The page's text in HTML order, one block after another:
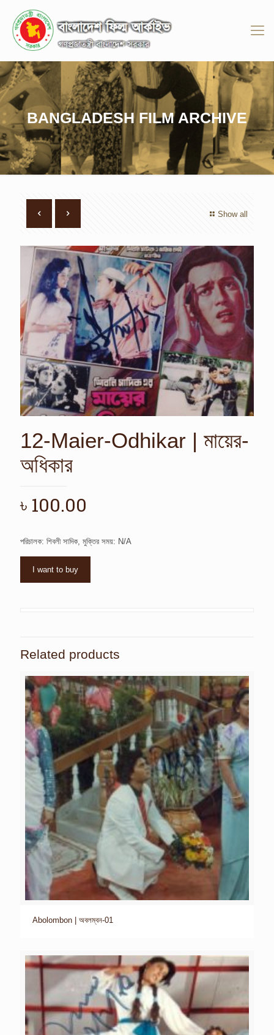
BANGLADESH FILM ARCHIVE
Show all
12-Maier-Odhikar | মায়ের-
অধিকার
৳ 100.00
পরিচালক: শিবলী সাদিক, মুক্তির সময়: N/A
I want to buy
Related products
Abolombon | অবলম্বন-01